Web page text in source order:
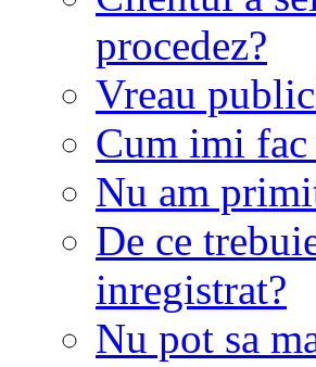
procedez?
Vreau
Cum imi
Nu am
De ce
inregistrat?
Nu pot sa